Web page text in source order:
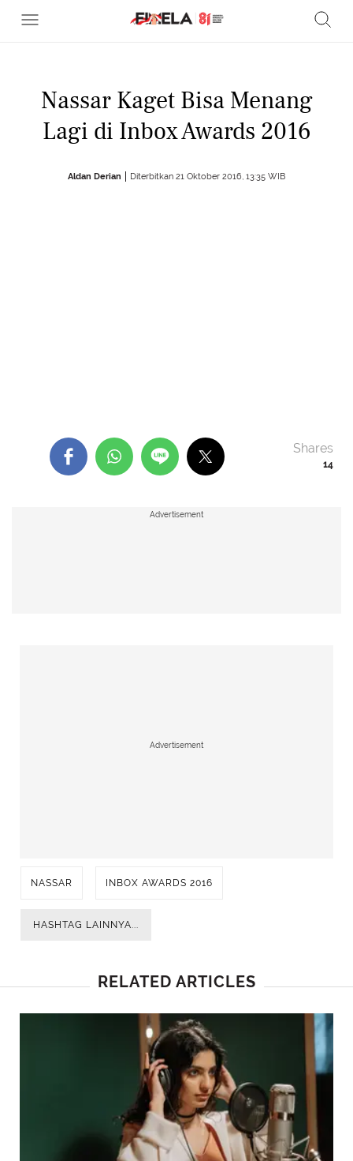
Nassar Kaget Bisa Menang
Lagi di Inbox Awards 2016
Aldan Derian Diterbitkan 21 Oktober 2016, 13:35 WIB
14
Shares
Advertisement
NASSAR INBOX AWARDS 2016
HASHTAG LAINNYA...
RELATED ARTICLES